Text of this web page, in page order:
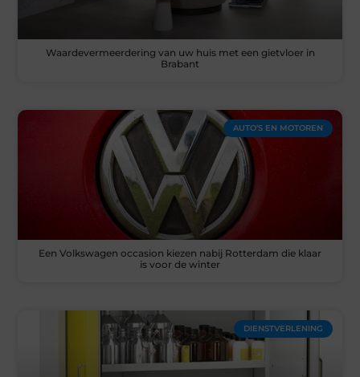
Waardevermeerdering van uw huis met een gietvloer in
Brabant
AUTO’S EN MOTOREN
Een Volkswagen occasion kiezen nabij Rotterdam die klaar
is voor de winter
DIENSTVERLENING